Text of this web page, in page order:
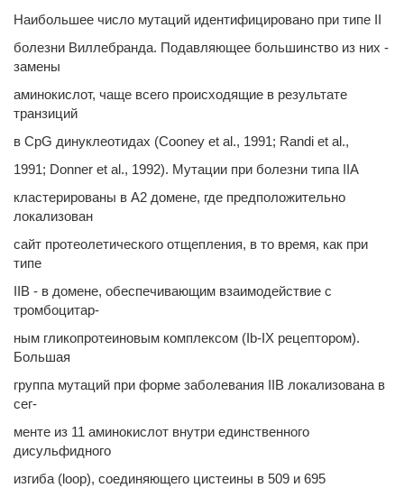
Наибольшее число мутаций идентифицировано при типе II
болезни Виллебранда. Подавляющее большинство из них -
замены
аминокислот, чаще всего происходящие в результате
транзиций
в CpG динуклеотидах (Cooney et al., 1991; Randi et al.,
1991; Donner et al., 1992). Мутации при болезни типа IIA
кластерированы в A2 домене, где предположительно
локализован
сайт протеолетического отщепления, в то время, как при
типе
IIB - в домене, обеспечивающим взаимодействие с
тромбоцитар-
ным гликопротеиновым комплексом (Ib-IX рецептором).
Большая
группа мутаций при форме заболевания IIB локализована в
сег-
менте из 11 аминокислот внутри единственного
дисульфидного
изгиба (loop), соединяющего цистеины в 509 и 695